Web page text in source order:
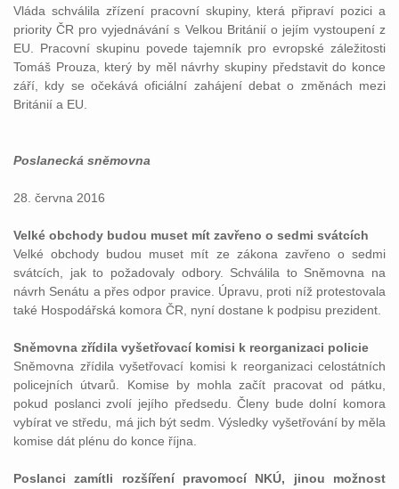
Vláda schválila zřízení pracovní skupiny, která připraví pozici a
priority ČR pro vyjednávání s Velkou Británií o jejím vystoupení z
EU. Pracovní skupinu povede tajemník pro evropské záležitosti
Tomáš Prouza, který by měl návrhy skupiny představit do konce
září, kdy se očekává oficiální zahájení debat o změnách mezi
Británií a EU.
Poslanecká sněmovna
28. června 2016
Velké obchody budou muset mít zavřeno o sedmi svátcích
Velké obchody budou muset mít ze zákona zavřeno o sedmi
svátcích, jak to požadovaly odbory. Schválila to Sněmovna na
návrh Senátu a přes odpor pravice. Úpravu, proti níž protestovala
také Hospodářská komora ČR, nyní dostane k podpisu prezident.
Sněmovna zřídila vyšetřovací komisi k reorganizaci policie
Sněmovna zřídila vyšetřovací komisi k reorganizaci celostátních
policejních útvarů. Komise by mohla začít pracovat od pátku,
pokud poslanci zvolí jejího předsedu. Členy bude dolní komora
vybírat ve středu, má jich být sedm. Výsledky vyšetřování by měla
komise dát plénu do konce října.
Poslanci zamítli rozšíření pravomocí NKÚ, jinou možnost